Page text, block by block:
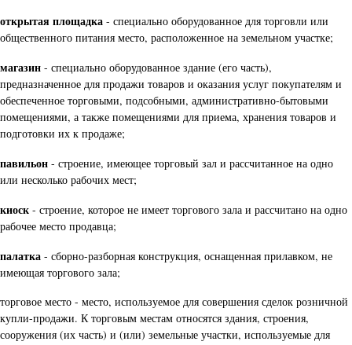
открытая площадка - специально оборудованное для торговли или
общественного питания место, расположенное на земельном участке;
магазин - специально оборудованное здание (его часть),
предназначенное для продажи товаров и оказания услуг покупателям и
обеспеченное торговыми, подсобными, административно-бытовыми
помещениями, а также помещениями для приема, хранения товаров и
подготовки их к продаже;
павильон - строение, имеющее торговый зал и рассчитанное на одно
или несколько рабочих мест;
киоск - строение, которое не имеет торгового зала и рассчитано на одно
рабочее место продавца;
палатка - сборно-разборная конструкция, оснащенная прилавком, не
имеющая торгового зала;
торговое место - место, используемое для совершения сделок розничной
купли-продажи. К торговым местам относятся здания, строения,
сооружения (их часть) и (или) земельные участки, используемые для